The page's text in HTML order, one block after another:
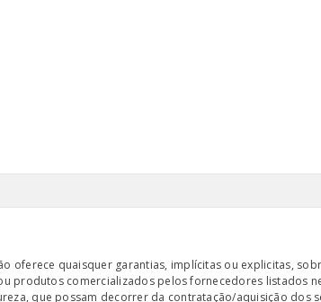
oferece quaisquer garantias, implícitas ou explicitas,
produtos comercializados pelos fornecedores listados
que possam decorrer da contratação/aquisição